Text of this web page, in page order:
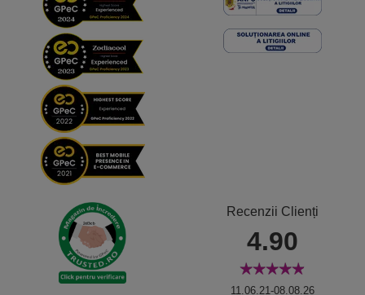
Recenzii Clienți
4.90
11.06.21-08.08.26